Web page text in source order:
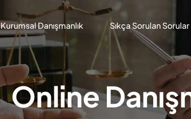
Kurumsal Danışmanlık Sıkça Sorulan Sorular
Online